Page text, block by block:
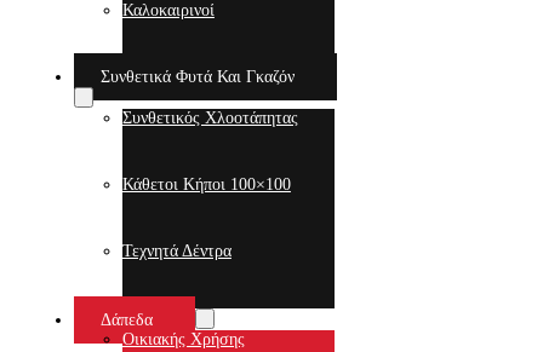
Καλοκαιρινοί
Συνθετικά Φυτά Και Γκαζόν
Συνθετικός Χλοοτάπητας
Κάθετοι Κήποι 100×100
Τεχνητά Δέντρα
Δάπεδα
Οικιακής Χρήσης